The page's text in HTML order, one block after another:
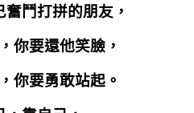
鬥打拼的朋友，
你要還他笑臉，
你要勇敢站起。